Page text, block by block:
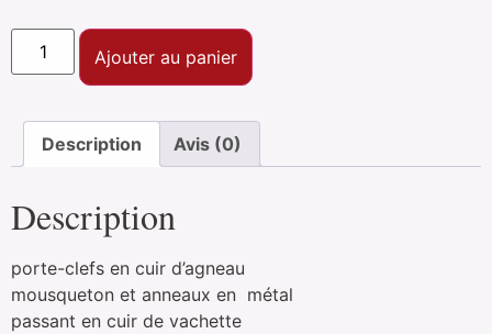
Ajouter au panier
Description Avis (0)
Description
porte-clefs en cuir d’agneau
mousqueton et anneaux en métal
passant en cuir de vachette